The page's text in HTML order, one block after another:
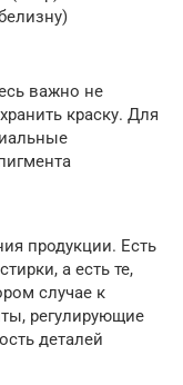
важно не
краску. Для
продукции. Есть
а есть те,
случае к
регулирующие
деталей